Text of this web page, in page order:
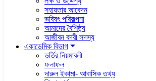
সহায়তার আবেদন
ভবিষৎ পরিকল্পনা
আমাদের বৈশিষ্ঠ্য
আজীবন বদরী সদস্য
একাডেমিক বিভাগ
ভর্তির নিয়মাবলী
ফলাফল
দারুল ইকামা- আবাসিক তথ্য